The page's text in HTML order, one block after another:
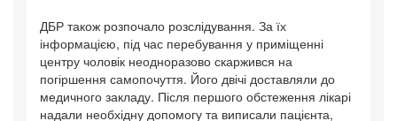
ДБР також розпочало розслідування. За їх
інформацією, під час перебування у приміщенні
центру чоловік неодноразово скаржився на
погіршення самопочуття. Його двічі доставляли до
медичного закладу. Після першого обстеження лікарі
надали необхідну допомогу та виписали пацієнта,